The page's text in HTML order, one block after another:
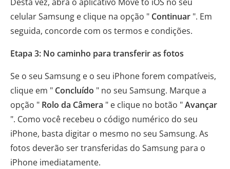
celular Samsung e clique na opção " Continuar ". Em
seguida, concorde com os termos e condições.
Etapa 3: No caminho para transferir as fotos
Se o seu Samsung e o seu iPhone forem compatíveis,
clique em " Concluído " no seu Samsung. Marque a
opção " Rolo da Câmera " e clique no botão "Avançar
". Como você recebeu o código numérico do seu
iPhone, basta digitar o mesmo no seu Samsung. As
fotos deverão ser transferidas do Samsung para o
iPhone imediatamente.